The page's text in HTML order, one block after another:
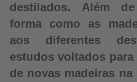
destilados. Além
forma como as
aos diferentes
estudos voltados
de novas madeiras